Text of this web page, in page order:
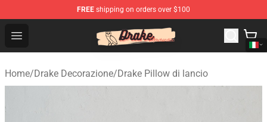
FREE shipping on orders over $100
Open menu
Drake Shop - Official Drake Merchandise Store
Home/Drake Decorazione/Drake Pillow di lancio